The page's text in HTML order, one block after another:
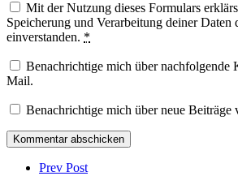
Mit der Nutzung dieses Formulars
Speicherung und Verarbeitung deiner Daten
einverstanden. *
Benachrichtige mich über nachfolgende
Mail.
Benachrichtige mich über neue Beiträge
Post
comment
Prev Post